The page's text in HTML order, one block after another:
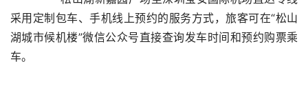
采用定制包车、手机线上预约的服务方式，旅客可在“松山
湖城市候机楼”微信公众号直接查询发车时间和预约购票乘